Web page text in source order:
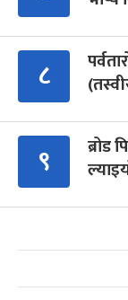
८
९
ब्रोड